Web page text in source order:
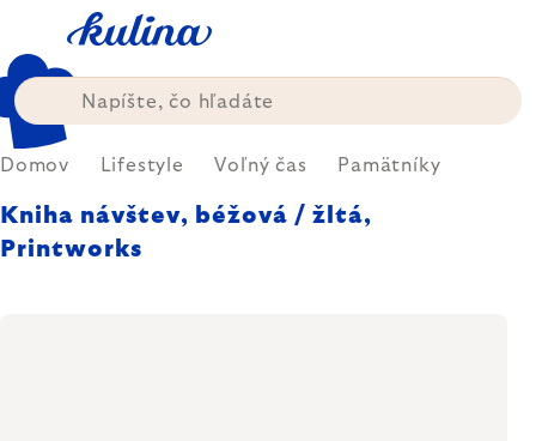
obsah
Domov Lifestyle Voľný čas Pamätníky
Kniha návštev, béžová / žltá,
Printworks